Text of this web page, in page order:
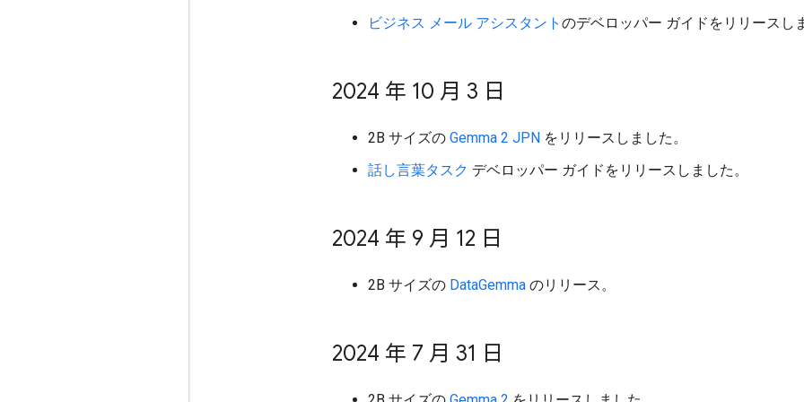
ビジネス メール アシスタント のデベロッパー ガイドをリリースし
2024 年 10 月 3 日
2B サイズの Gemma 2 JPN をリリースしました。
話し言葉タスク デベロッパー ガイドをリリースしました。
2024 年 9 月 12 日
2B サイズの DataGemma のリリース。
2024 年 7 月 31 日